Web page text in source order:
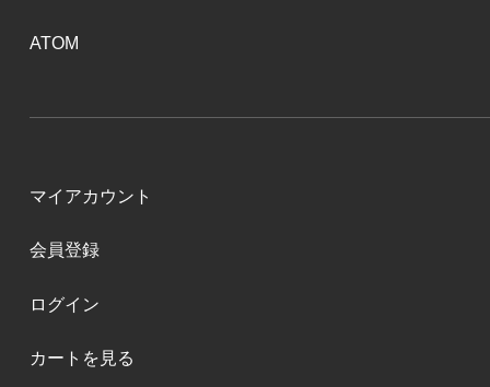
ATOM
マイアカウント
会員登録
ログイン
カートを見る